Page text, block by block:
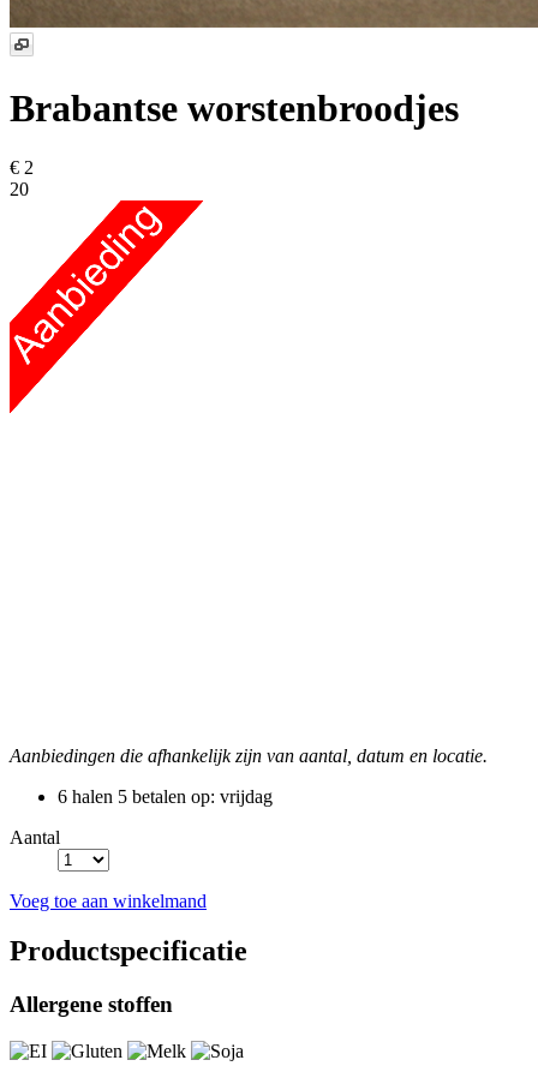
Brabantse worstenbroodjes
€ 2
20
Aanbiedingen die afhankelijk zijn van aantal, datum en locatie.
6 halen 5 betalen op: vrijdag
Aantal
Voeg toe aan winkelmand
Productspecificatie
Allergene stoffen